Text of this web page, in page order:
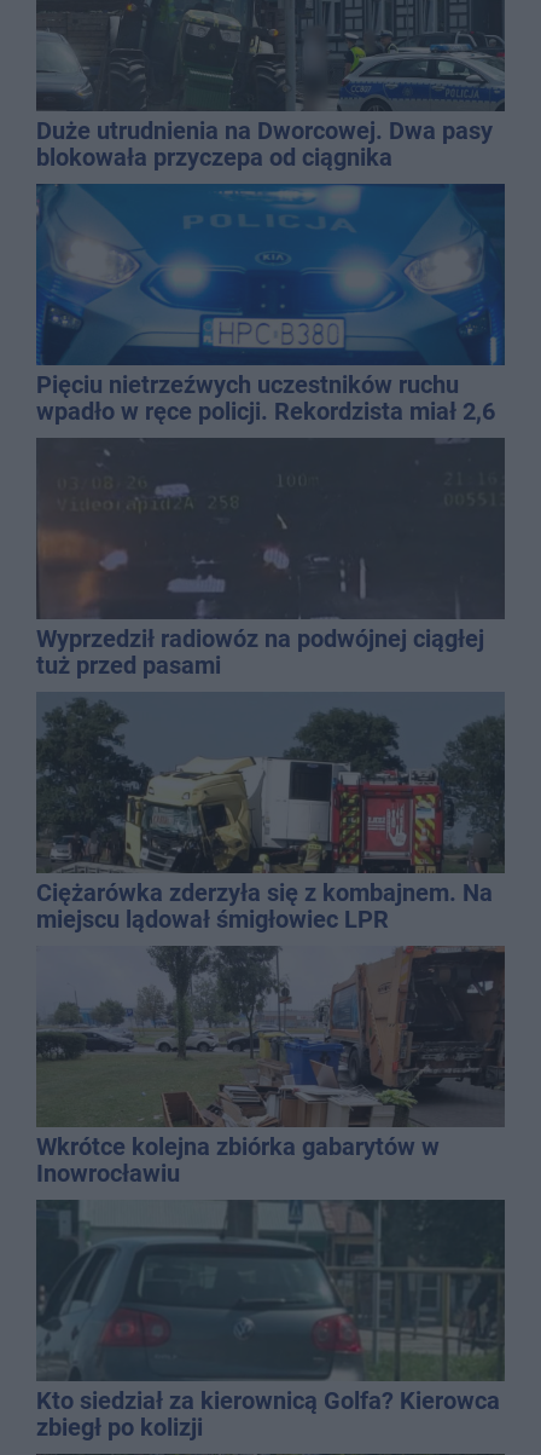
Duże utrudnienia na Dworcowej. Dwa pasy
blokowała przyczepa od ciągnika
Pięciu nietrzeźwych uczestników ruchu
wpadło w ręce policji. Rekordzista miał 2,6
promila
Wyprzedził radiowóz na podwójnej ciągłej
tuż przed pasami
Ciężarówka zderzyła się z kombajnem. Na
miejscu lądował śmigłowiec LPR
Wkrótce kolejna zbiórka gabarytów w
Inowrocławiu
Kto siedział za kierownicą Golfa? Kierowca
zbiegł po kolizji